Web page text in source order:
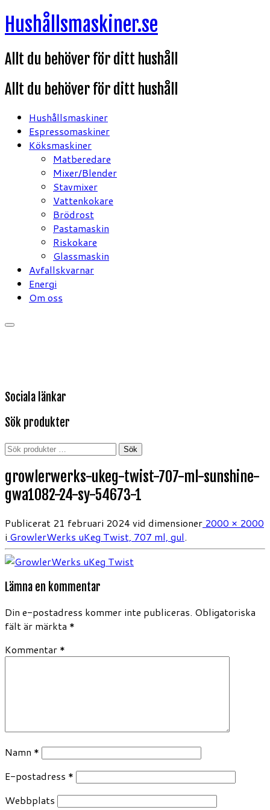
Hoppa
till
Hushållsmaskiner.se
Allt du behöver för ditt hushåll
Allt du behöver för ditt hushåll
Hushållsmaskiner
Espressomaskiner
Köksmaskiner
Matberedare
Mixer/Blender
Stavmixer
Vattenkokare
Brödrost
Pastamaskin
Riskokare
Glassmaskin
Avfallskvarnar
Energi
Om oss
Sociala länkar
Sök produkter
Sök
Sök
growlerwerks-ukeg-twist-707-ml-sunshine-
gwa1082-24-sy-54673-1
Publicerat 21 februari 2024 vid dimensioner 2000 × 2000
i GrowlerWerks uKeg Twist, 707 ml, gul.
Lämna en kommentar
Din e-postadress kommer inte publiceras. Obligatoriska
fält är märkta *
Kommentar *
Namn *
E-postadress *
Webbplats